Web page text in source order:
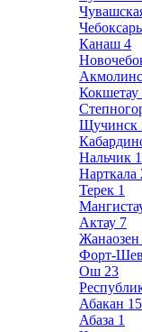
Канаш 4
Кокшетау
Щучинск
Нальчик
Нарткала
Терек 1
Актау 7
Жанаозен
Форт-
Ош 23
Абакан 15
Абаза 1